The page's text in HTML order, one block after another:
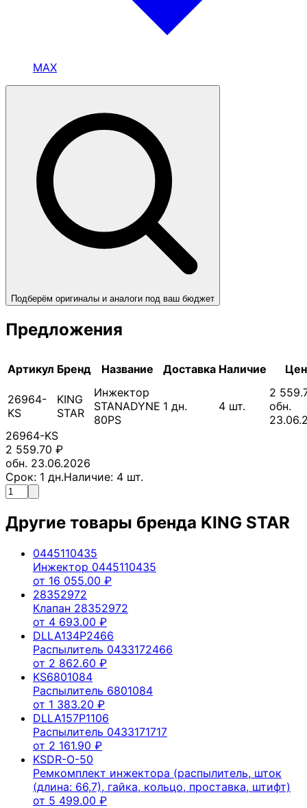
MAX
Подберём оригиналы и аналоги под ваш бюджет
Предложения
Артикул Бренд Название Доставка Наличие
26964-
KS
KING
STAR
Инжектор
STANADYNE
80PS
1 дн. 4 шт.
2
обн.
26964-KS
2 559.70 ₽
обн. 23.06.2026
Срок: 1 дн.Наличие: 4 шт.
Другие товары бренда KING STAR
0445110435
Инжектор 0445110435
от 16 055.00 ₽
28352972
Клапан 28352972
от 4 693.00 ₽
DLLA134P2466
Распылитель 0433172466
от 2 862.60 ₽
KS6801084
Распылитель 6801084
от 1 383.20 ₽
DLLA157P1106
Распылитель 0433171717
от 2 161.90 ₽
KSDR-O-50
Ремкомплект инжектора (распылитель, шток
(длина: 66,7), гайка, кольцо, проставка, штифт)
от 5 499.00 ₽